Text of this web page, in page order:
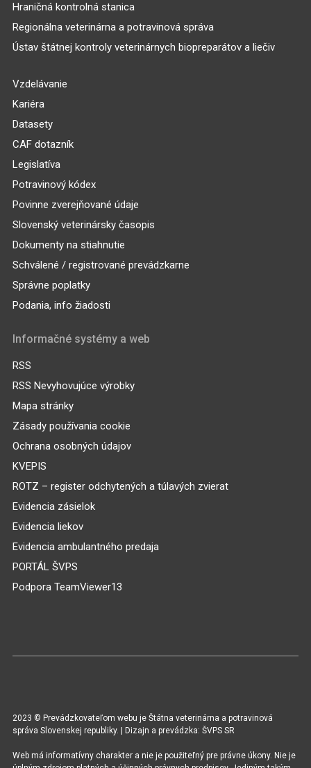
Hraničná kontrolná stanica
Regionálna veterinárna a potravinová správa
Ústav štátnej kontroly veterinárnych biopreparátov a liečiv
Vzdelávanie
Kariéra
Datasety
CAF dotazník
Legislatíva
Potravinový kódex
Povinne zverejňované údaje
Slovenský veterinársky časopis
Dokumenty na stiahnutie
Schválené / registrované prevádzkarne
Správne poplatky
Podania, info žiadosti
Informačné systémy a web
RSS
RSS Nevyhovujúce výrobky
Mapa stránky
Zásady používania cookie
Ochrana osobných údajov
KVEPIS
ROTZ – register odchytených a túlavých zvierat
Evidencia zásielok
Evidencia liekov
Evidencia ambulantného predaja
PORTÁL ŠVPS
Podpora TeamViewer13
2023 © Prevádzkovateľom webu je Štátna veterinárna a potravinová
správa Slovenskej republiky. | Dizajn a prevádzka: ŠVPS SR
Web má informatívny charakter a nie je použiteľný pre právne úkony. Nie je